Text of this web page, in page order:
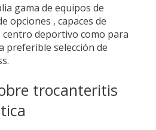
gama de equipos de
opciones , capaces de
deportivo como para
preferible selección de
trocanteritis